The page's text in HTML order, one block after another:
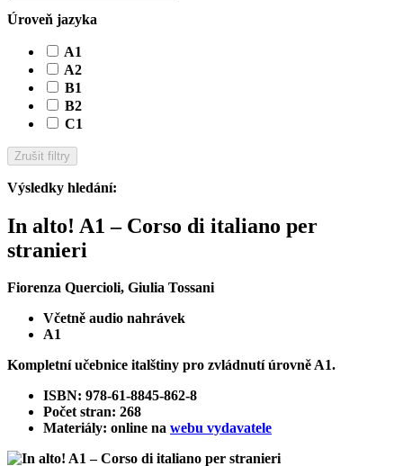
Úroveň jazyka
A1
A2
B1
B2
C1
Zrušit filtry
Výsledky hledání:
In alto! A1 – Corso di italiano per
stranieri
Fiorenza Quercioli, Giulia Tossani
Včetně audio nahrávek
A1
Kompletní učebnice italštiny pro zvládnutí úrovně A1.
ISBN: 978-61-8845-862-8
Počet stran: 268
Materiály: online na webu vydavatele